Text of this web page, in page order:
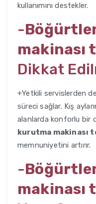
kullanımını destekler.
-
makinası
Dikkat
+Yetkili servislerden
süreci sağlar. Kış
alanlarda konforlu bir
kurutma makinası
memnuniyetini artırır.
-
makinası